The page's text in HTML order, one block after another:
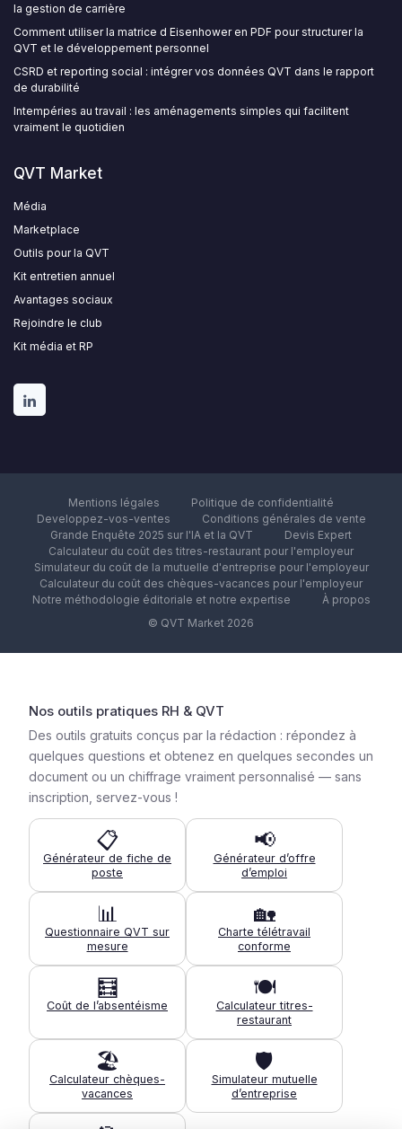
la gestion de carrière
Comment utiliser la matrice d Eisenhower en PDF pour structurer la
QVT et le développement personnel
CSRD et reporting social : intégrer vos données QVT dans le rapport
de durabilité
Intempéries au travail : les aménagements simples qui facilitent
vraiment le quotidien
QVT Market
Média
Marketplace
Outils pour la QVT
Kit entretien annuel
Avantages sociaux
Rejoindre le club
Kit média et RP
Mentions légales
Politique de confidentialité
Developpez-vos-ventes
Conditions générales de vente
Grande Enquête 2025 sur l'IA et la QVT
Devis Expert
Calculateur du coût des titres-restaurant pour l'employeur
Simulateur du coût de la mutuelle d'entreprise pour l'employeur
Calculateur du coût des chèques-vacances pour l'employeur
Notre méthodologie éditoriale et notre expertise
À propos
© QVT Market 2026
Nos outils pratiques RH & QVT
Des outils gratuits conçus par la rédaction : répondez à
quelques questions et obtenez en quelques secondes un
document ou un chiffrage vraiment personnalisé — sans
inscription, servez-vous !
📋
Générateur de fiche de
poste
📢
Générateur d’offre
d’emploi
📊
Questionnaire QVT sur
mesure
🏡
Charte télétravail
conforme
🧮
Coût de l’absentéisme
🍽️
Calculateur titres-
restaurant
🏖️
Calculateur chèques-
vacances
🛡️
Simulateur mutuelle
d’entreprise